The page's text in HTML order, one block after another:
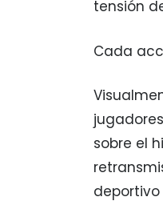
tensión
Cada
sobre el
deportivo